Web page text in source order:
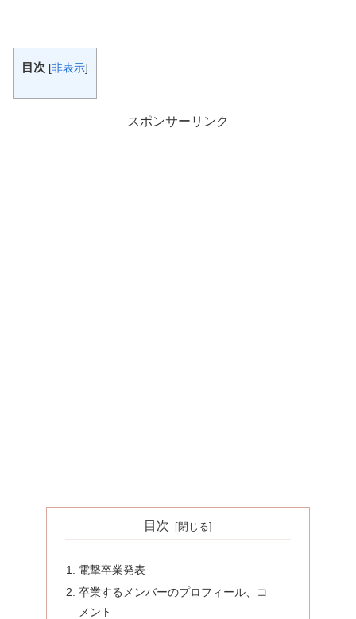
目次 [非表示]
スポンサーリンク
目次
電撃卒業発表
卒業するメンバーのプロフィール、コ
メント